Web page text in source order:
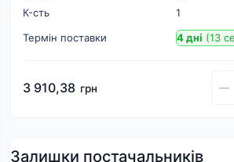
К-cть
1
Термін поставки
4 дні (13
3 910,38 грн
Залишки постачальників